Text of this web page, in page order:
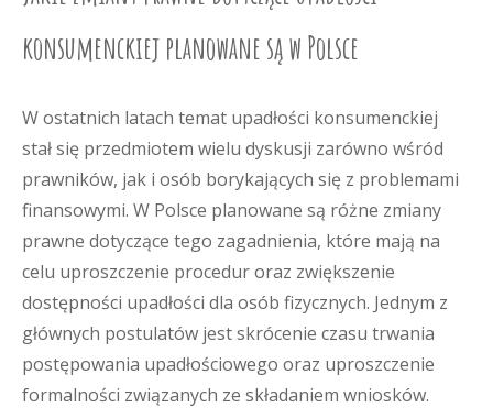
konsumenckiej planowane są w Polsce
W ostatnich latach temat upadłości konsumenckiej
stał się przedmiotem wielu dyskusji zarówno wśród
prawników, jak i osób borykających się z problemami
finansowymi. W Polsce planowane są różne zmiany
prawne dotyczące tego zagadnienia, które mają na
celu uproszczenie procedur oraz zwiększenie
dostępności upadłości dla osób fizycznych. Jednym z
głównych postulatów jest skrócenie czasu trwania
postępowania upadłościowego oraz uproszczenie
formalności związanych ze składaniem wniosków.